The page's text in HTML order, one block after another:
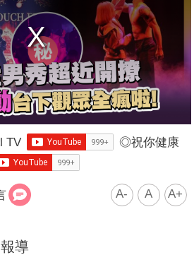
TV ◎祝你健康
A- A A+
導